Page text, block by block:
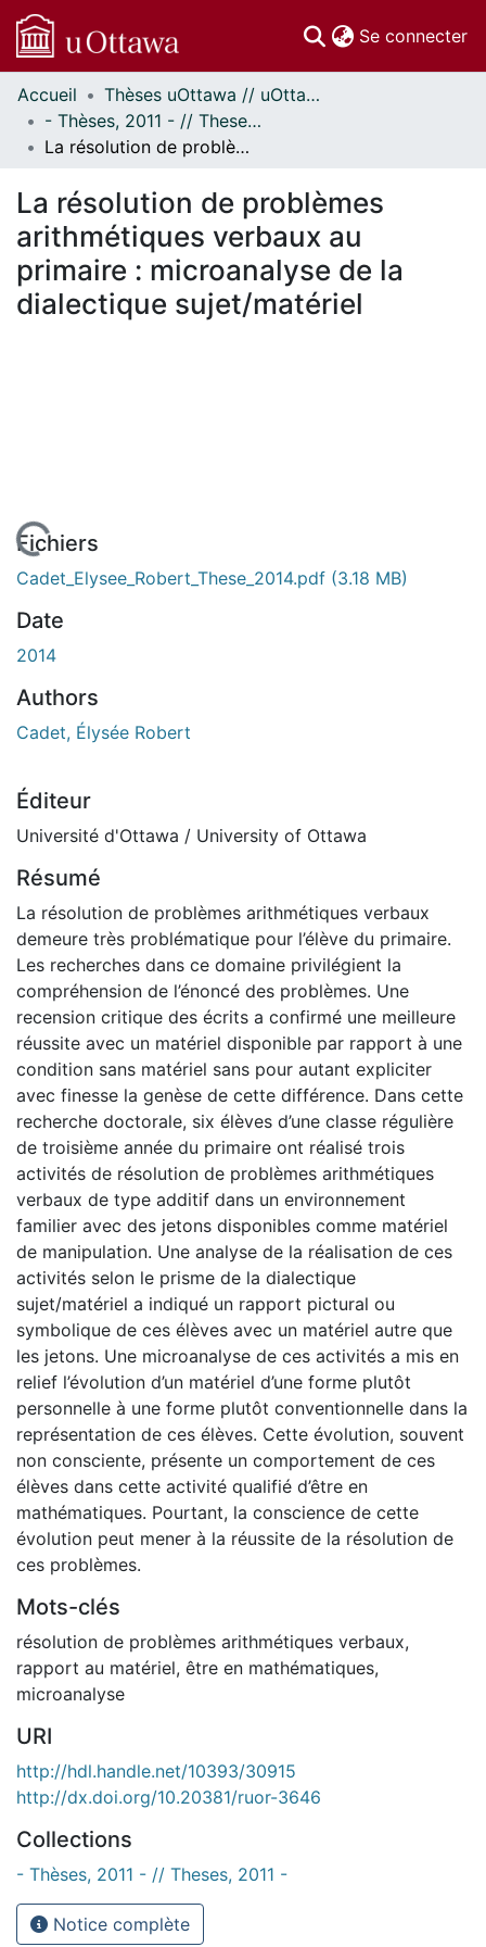
Se connecter
Communautés
et collections
Parcourir
À propos
Accueil
Thèses uOttawa // uOttawa Theses
- Thèses, 2011 - // Theses, 2011 -
La résolution de problèmes arithmétiques verbaux au primaire : microanalyse de la dialectique sujet/matériel
La résolution de problèmes
arithmétiques verbaux au
primaire : microanalyse de la
dialectique sujet/matériel
En cours de chargement...
Fichiers
Cadet_Elysee_Robert_These_2014.pdf (3.18 MB)
Date
2014
Authors
Cadet, Élysée Robert
Éditeur
Université d'Ottawa / University of Ottawa
Résumé
La résolution de problèmes arithmétiques verbaux
demeure très problématique pour l’élève du primaire.
Les recherches dans ce domaine privilégient la
compréhension de l’énoncé des problèmes. Une
recension critique des écrits a confirmé une meilleure
réussite avec un matériel disponible par rapport à une
condition sans matériel sans pour autant expliciter
avec finesse la genèse de cette différence. Dans cette
recherche doctorale, six élèves d’une classe régulière
de troisième année du primaire ont réalisé trois
activités de résolution de problèmes arithmétiques
verbaux de type additif dans un environnement
familier avec des jetons disponibles comme matériel
de manipulation. Une analyse de la réalisation de ces
activités selon le prisme de la dialectique
sujet/matériel a indiqué un rapport pictural ou
symbolique de ces élèves avec un matériel autre que
les jetons. Une microanalyse de ces activités a mis en
relief l’évolution d’un matériel d’une forme plutôt
personnelle à une forme plutôt conventionnelle dans la
représentation de ces élèves. Cette évolution, souvent
non consciente, présente un comportement de ces
élèves dans cette activité qualifié d’être en
mathématiques. Pourtant, la conscience de cette
évolution peut mener à la réussite de la résolution de
ces problèmes.
Mots-clés
résolution de problèmes arithmétiques verbaux,
rapport au matériel, être en mathématiques,
microanalyse
URI
http://hdl.handle.net/10393/30915
http://dx.doi.org/10.20381/ruor-3646
Collections
- Thèses, 2011 - // Theses, 2011 -
Notice complète